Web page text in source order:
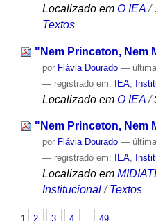
Localizado em O IEA /
Textos
"Nem Princeton, Nem
por Flávia Dourado —
— registrado em: IEA,
Localizado em O IEA /
"Nem Princeton, Nem
por Flávia Dourado —
— registrado em:
IEA,
Localizado em
Institucional /Textos